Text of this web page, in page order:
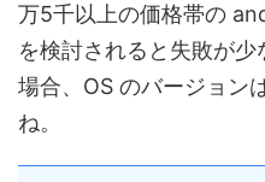
万5千以上の価格帯の
を検討されると失敗が
場合、OS のバージョン
ね。